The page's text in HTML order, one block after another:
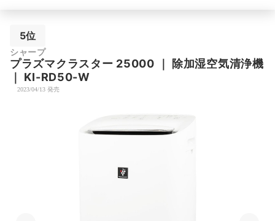
5位
シャープ
プラズマクラスター 25000
除加湿空気清浄機
KI-RD50-W
2023/04/13 発売